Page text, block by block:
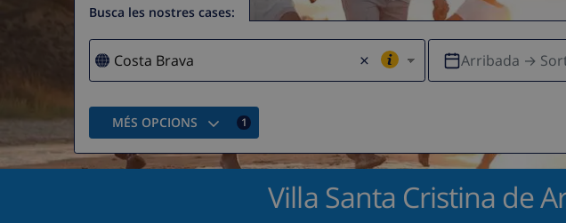
Busca les nostres cases:
× Arribada →
MÉS OPCIONS 1
Villa Santa Cristina de